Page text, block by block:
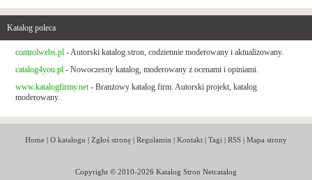
Katalog poleca
controlwebs.pl - Autorski katalog stron, codziennie moderowany i aktualizowany.
catalog4you.pl - Nowoczesny katalog, moderowany z ocenami i opiniami.
www.katalogfirmy.net - Branżowy katalog firm. Autorski projekt, katalog
moderowany.
Home| O katalogu | Zgłoś stronę| Regulamin | Kontakt| Tagi | RSS| Mapa strony
Copyright © 2010-2026 Katalog Stron Netcatalog